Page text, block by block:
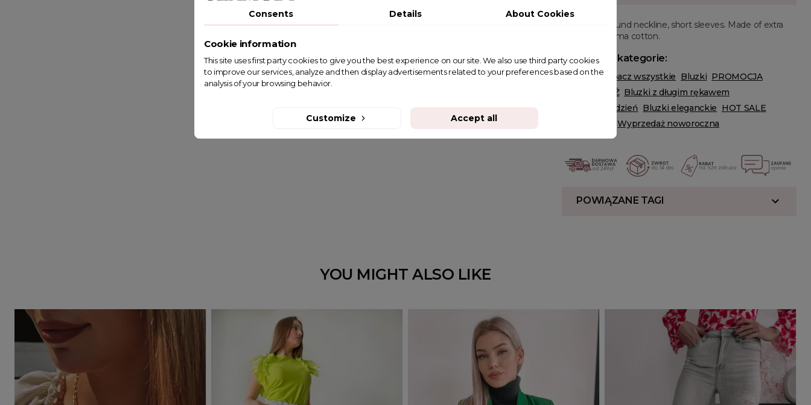
Regular fit, round neckline, short sleeves. Made of extra
long staple pima cotton.
Powiązane kategorie:
ODZIEŻ Zobacz wszystkie Bluzki PROMOCJA
WYPRZEDAŻ Bluzki z długim rękawem
Bluzki na co dzień Bluzki eleganckie HOT SALE
Wyprzedaż noworoczna
POWIĄZANE TAGI
YOU MIGHT ALSO LIKE
Consents Details About Cookies
Cookie information
This site uses first party cookies to give you the best experience on our site. We also use third party cookies
to improve our services, analyze and then display advertisements related to your preferences based on the
analysis of your browsing behavior.
Customize Accept all